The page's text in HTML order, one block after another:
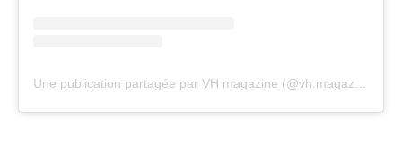
Une publication partagée par VH magazine (@vh.magazine)